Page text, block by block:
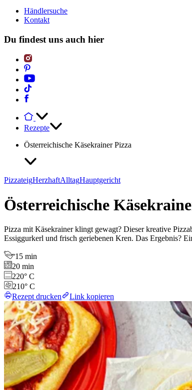
Händlersuche
Kontakt
Du findest uns auch hier
Rezepte
Österreichische Käsekrainer Pizza
PizzateigHerzhaftAlltagHauptgericht
Österreichische
Pizza mit Käsekrainer klingt gewagt? Dieser kreative
Essiggurkerl und frisch geriebenen Kren. Das Ergebnis?
15 min
20 min
220° C
210° C
Rezept drucken
Link kopieren